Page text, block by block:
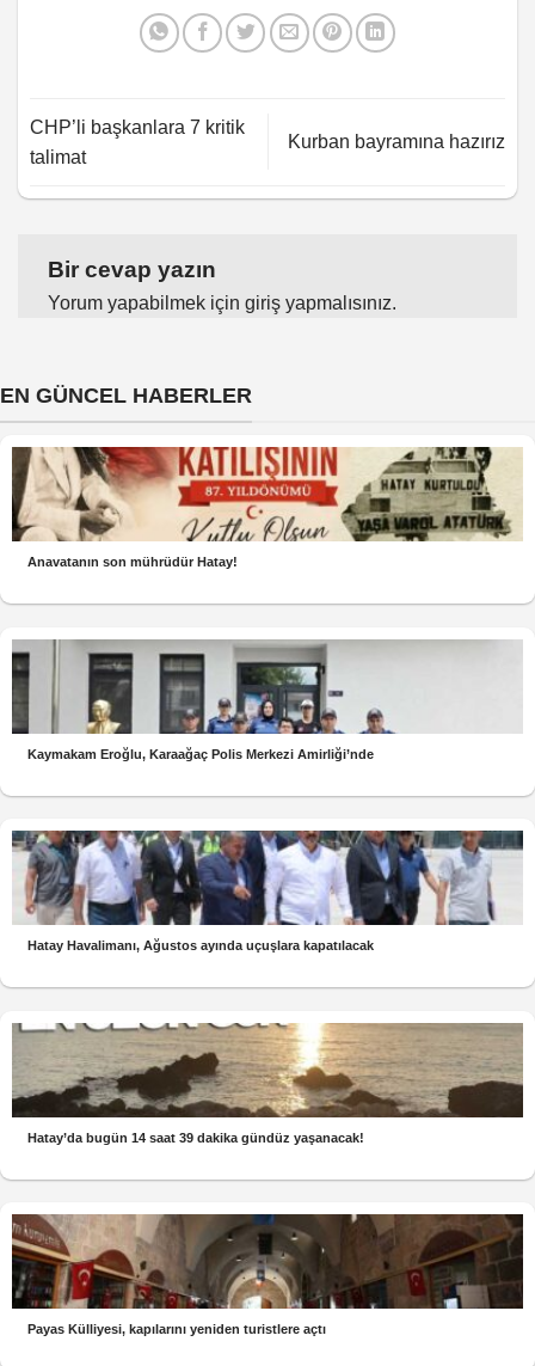
CHP’li başkanlara 7 kritik
talimat
Kurban bayramına hazırız
Bir cevap yazın
Yorum yapabilmek için giriş yapmalısınız.
EN GÜNCEL HABERLER
Anavatanın son mührüdür Hatay!
Kaymakam Eroğlu, Karaağaç Polis Merkezi Amirliği’nde
Hatay Havalimanı, Ağustos ayında uçuşlara kapatılacak
Hatay’da bugün 14 saat 39 dakika gündüz yaşanacak!
Payas Külliyesi, kapılarını yeniden turistlere açtı